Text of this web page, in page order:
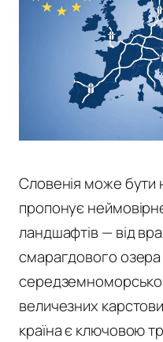
Словенія може бути
пропонує
ландшафтів — від
смарагдового
величезних
країна є ключовою